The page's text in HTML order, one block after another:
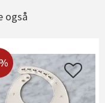
også